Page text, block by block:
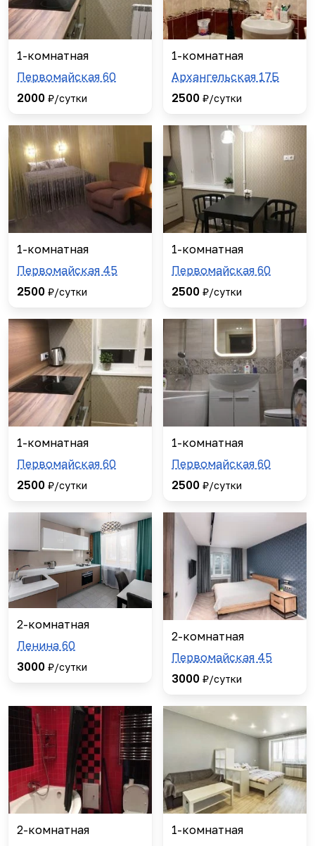
1-комнатная
Первомайская 60
2000 ₽/сутки
1-комнатная
Архангельская 17Б
2500 ₽/сутки
1-комнатная
Первомайская 45
2500 ₽/сутки
1-комнатная
Первомайская 60
2500 ₽/сутки
1-комнатная
Первомайская 60
2500 ₽/сутки
1-комнатная
Первомайская 60
2500 ₽/сутки
2-комнатная
Ленина 60
3000 ₽/сутки
2-комнатная
Первомайская 45
3000 ₽/сутки
2-комнатная
1-комнатная